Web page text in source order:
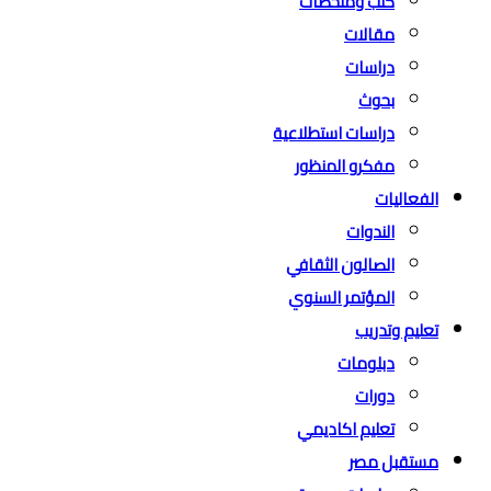
مقالات
دراسات
بحوث
دراسات استطلاعية
مفكرو المنظور
الفعاليات
الندوات
الصالون الثقافي
المؤتمر السنوي
تعليم وتدريب
دبلومات
دورات
تعليم اكاديمي
مستقبل مصر